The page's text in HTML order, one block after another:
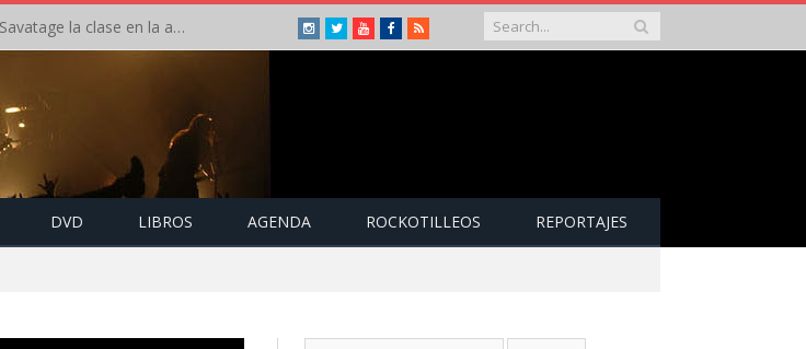
Crónica: Slaugther to Prevail pone la garra, Savatage la clase en la apertura del Leyendas del Rock – Miércoles – Agosto 2026 Instagram
TwitterYoutubeFacebook
RSS
DVD LIBROS AGENDA ROCKOTILLEOS REPORTAJES